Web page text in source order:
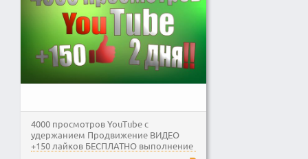
4000 просмотров YouTube c
удержанием Продвижение ВИДЕО
+150 лайков БЕСПЛАТНО выполнение